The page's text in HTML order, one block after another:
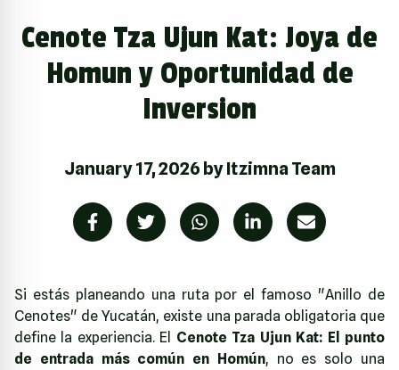
Cenote Tza Ujun Kat: Joya de
Homun y Oportunidad de
Inversion
January 17, 2026 byItzimna Team
Si estás planeando una ruta por el famoso "Anillo de
Cenotes" de Yucatán, existe una parada obligatoria que
define la experiencia. El Cenote Tza Ujun Kat: El punto
de entrada más común en Homún, no es solo una